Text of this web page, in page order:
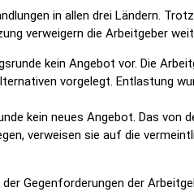
in allen drei Ländern.
verweigern die Arbeitgeber
kein Angebot vor. Die
vorgelegt. Entlastung
kein neues Angebot. Das
verweisen sie auf die
Gegenforderungen der